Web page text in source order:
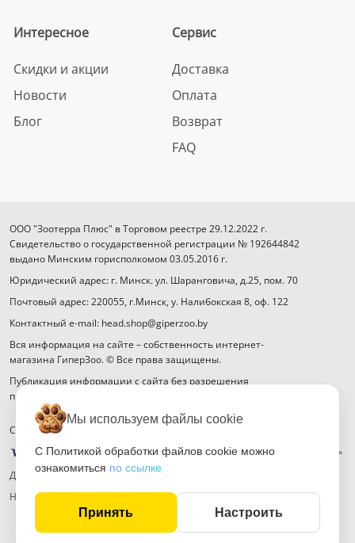
Интересное
Скидки и акции
Новости
Блог
Сервис
Доставка
Оплата
Возврат
FAQ
ООО "Зоотерра Плюс" в Торговом реестре 29.12.2022 г.
Свидетельство о государственной регистрации № 192644842
выдано Минским горисполкомом 03.05.2016 г.
Юридический адрес: г. Минск. ул. Шаранговича, д.25, пом. 70
Почтовый адрес: 220055, г.Минск, у. Налибокская 8, оф. 122
Контактный e-mail: head.shop@giperzoo.by
Вся информация на сайте – собственность интернет-
магазина ГиперЗоо. © Все права защищены.
Публикация информации с сайта без разрешения
правообладателя запрещена.
Способы оплаты
Договор публичной оферты
Настройка файлов cookie
Мы используем файлы cookie
С Политикой обработки файлов cookie можно
ознакомиться по ссылке
Принять Настроить